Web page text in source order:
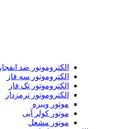
الکتروموتور ضد انفجار
الکتروموتور سه فاز
الکتروموتور تک فاز
الکتروموتور ترمزدار
موتور ویبره
موتور کولر آبی
موتور مشعل